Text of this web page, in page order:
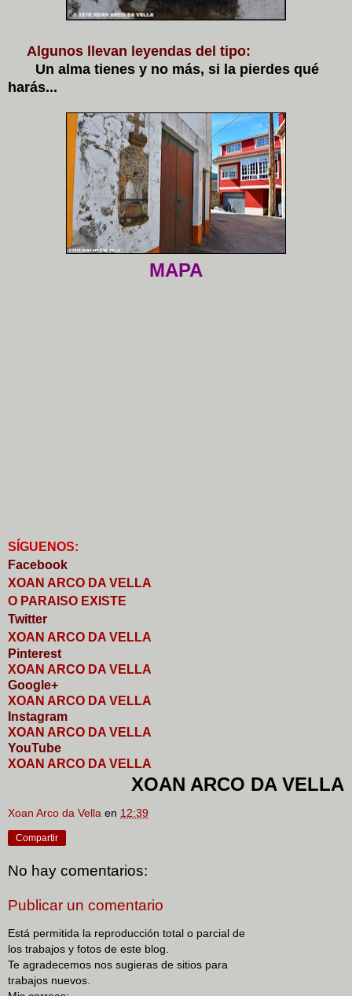
Algunos llevan leyendas del tipo:
Un alma tienes y no más, si la pierdes qué
harás...
MAPA
S GUENOS:
Facebook
XOAN ARCO DA VELLA
O PARAISO EXISTE
Twitter
XOAN ARCO DA VELLA
Pinterest
XOAN ARCO DA VELLA
Google+
XOAN ARCO DA VELLA
nstagram
XOAN ARCO DA VELLA
YouTube
XOAN ARCO DA VELLA
XOAN ARCO DA VELLA
Xoan Arco da Vella en 12:39
Compartir
No hay comentarios:
Publicar un comentario
Está permitida la reproducción total o parcial de
los trabajos y fotos de este blog.
Te agradecemos nos sugieras de sitios para
trabajos nuevos.